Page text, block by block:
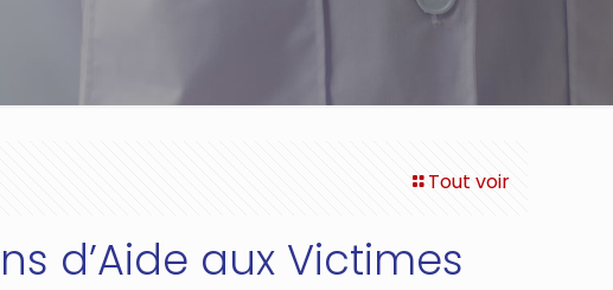
Tout voir
d’Aide aux Victimes